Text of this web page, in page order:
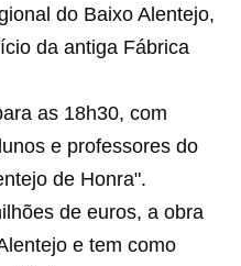
do Baixo Alentejo,
da antiga Fábrica
as 18h30, com
e professores do
de Honra".
de euros, a obra
e tem como